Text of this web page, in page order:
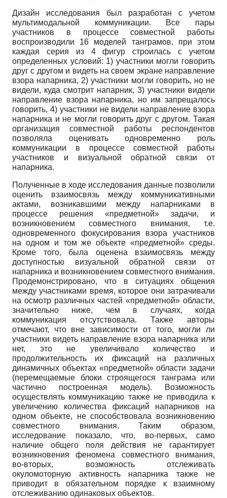
Дизайн исследования был разработан с учетом
мультимодальной коммуникации. Все пары
участников в процессе совместной работы
воспроизводили 16 моделей танграмов, при этом
каждая серия из 4 фигур строилась с учетом
определенных условий: 1) участники могли говорить
друг с другом и видеть на своем экране направление
взора напарника, 2) участники могли говорить, но не
видели, куда смотрит напарник, 3) участники видели
направление взора напарника, но им запрещалось
говорить, 4) участники не видели направление взора
напарника и не могли говорить друг с другом. Такая
организация совместной работы респондентов
позволяла оценивать одновременно роль
коммуникации в процессе совместной работы
участников и визуальной обратной связи от
напарника.
Полученные в ходе исследования данные позволили
оценить взаимосвязь между коммуникативными
актами, возникавшими между напарниками в
процессе решения «предметной» задачи, и
возникновением совместного внимания, т.е.
одновременного фокусирования взора участников
на одном и том же объекте «предметной» среды.
Кроме того, была оценена взаимосвязь между
доступностью визуальной обратной связи от
напарника и возникновением совместного внимания.
Продемонстрировано, что в ситуациях общения
между участниками время, которое они затрачивали
на осмотр различных частей «предметной» области,
значительно ниже, чем в случаях, когда
коммуникация отсутствовала. Также авторы
отмечают, что вне зависимости от того, могли ли
участники видеть направление взора напарника или
нет, это не увеличивало количество и
продолжительность их фиксаций на различных
динамичных объектах «предметной» области задачи
(перемещаемые блоки строящегося танграма или
частично построенная модель). Возможность
осуществлять коммуникацию также не приводила к
увеличению количества фиксаций напарников на
одном объекте, не способствовала возникновению
совместного внимания. Таким образом,
исследование показало, что, во-первых, само
наличие общего поля действия не гарантирует
возникновения феномена совместного внимания,
во-вторых, возможность отслеживать
окуломоторную активность напарника также не
приводит в обязательном порядке к взаимному
отслеживанию одинаковых объектов.